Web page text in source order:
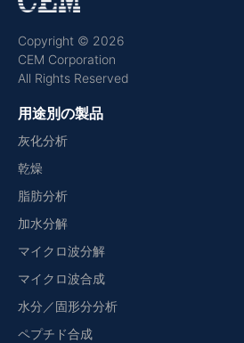
Copyright © 2026
CEM Corporation
All Rights Reserved
用途別の製品
灰化分析
乾燥
脂肪分析
加水分解
マイクロ波分解
マイクロ波合成
水分／固形分分析
ペプチド合成